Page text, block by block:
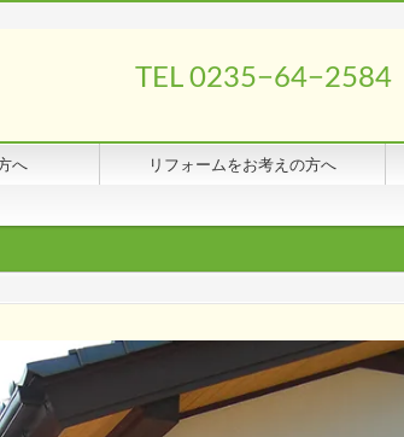
TEL
へ リフォームをお考えの方へ